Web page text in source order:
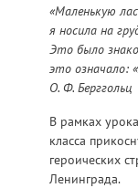
«Маленькую
я носила на
Это было
это означало:
О. Ф. Берггольц
В рамках
класса
героических
Ленинграда.